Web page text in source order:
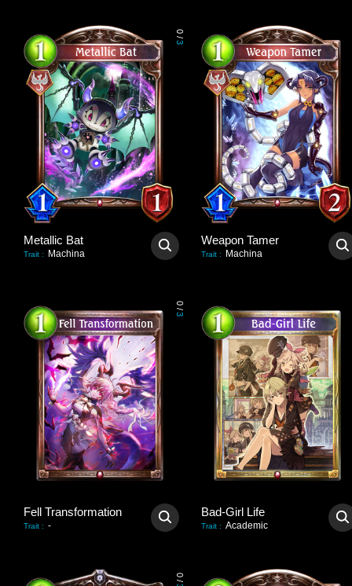
0
/
3
Metallic Bat
Trait : Machina
Weapon Tamer
Trait : Machina
0
/
3
Fell Transformation
Trait : -
Bad-Girl Life
Trait : Academic
0
/